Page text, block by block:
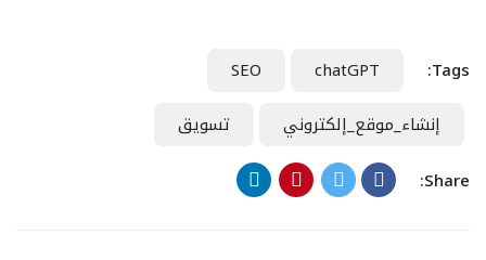
Tags:
chatGPT
SEO
إنشاء_موقع_إلكتروني
تسويق
Share: